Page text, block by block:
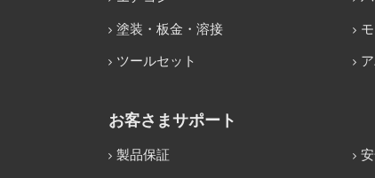
塗装・板金・溶接
ツールセット
お客さまサポート
製品保証